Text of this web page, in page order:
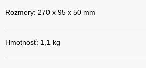
Rozmery: 270 x 95 x 50 mm
Hmotnosť: 1,1 kg